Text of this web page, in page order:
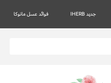
جديد IHERB فوائد عسل مانوكا